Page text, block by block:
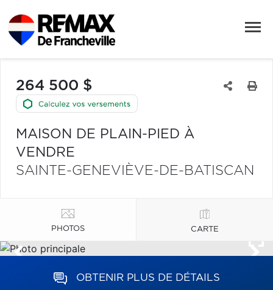
264 500 $
MAISON DE PLAIN-PIED À
VENDRE
SAINTE-GENEVIÈVE-DE-BATISCAN
PHOTOS CARTE
OBTENIR PLUS DE DÉTAILS